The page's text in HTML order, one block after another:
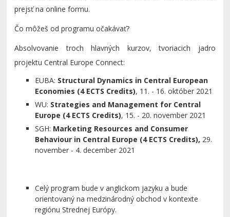
prejsť na online formu.
Čo môžeš od programu očakávať?
Absolvovanie troch hlavných kurzov, tvoriacich jadro
projektu Central Europe Connect:
EUBA: Structural Dynamics in Central European
Economies (4 ECTS Credits), 11. - 16. október 2021
WU: Strategies and Management for Central
Europe (4 ECTS Credits), 15. - 20. november 2021
SGH: Marketing Resources and Consumer
Behaviour in Central Europe (4 ECTS Credits), 29.
november - 4. december 2021
Celý program bude v anglickom jazyku a bude
orientovaný na medzinárodný obchod v kontexte
regiónu Strednej Európy.